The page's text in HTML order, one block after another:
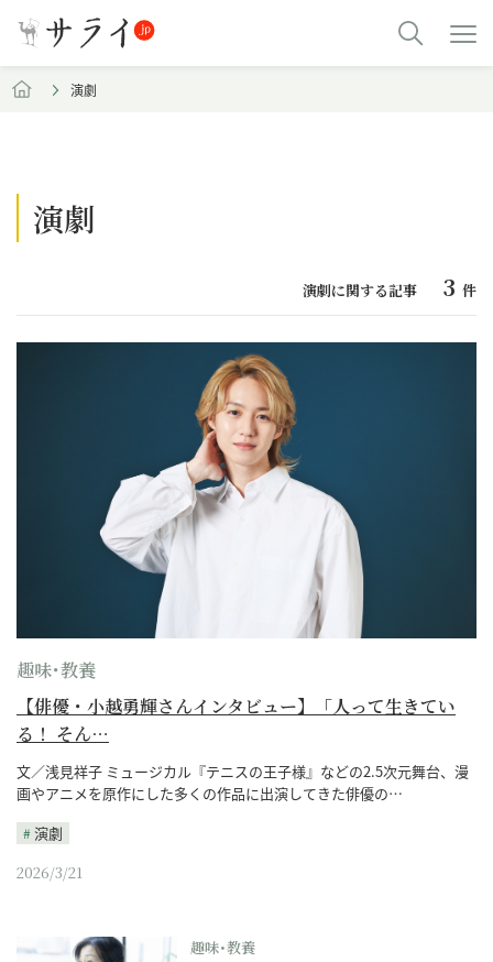
演劇
演劇
演劇に関する記事 3 件
趣味･教養
【俳優・小越勇輝さんインタビュー】「人って生きてい
る！ そん…
文／浅見祥子 ミュージカル『テニスの王子様』などの2.5次元舞台、漫
画やアニメを原作にした多くの作品に出演してきた俳優の…
演劇
2026/3/21
趣味･教養